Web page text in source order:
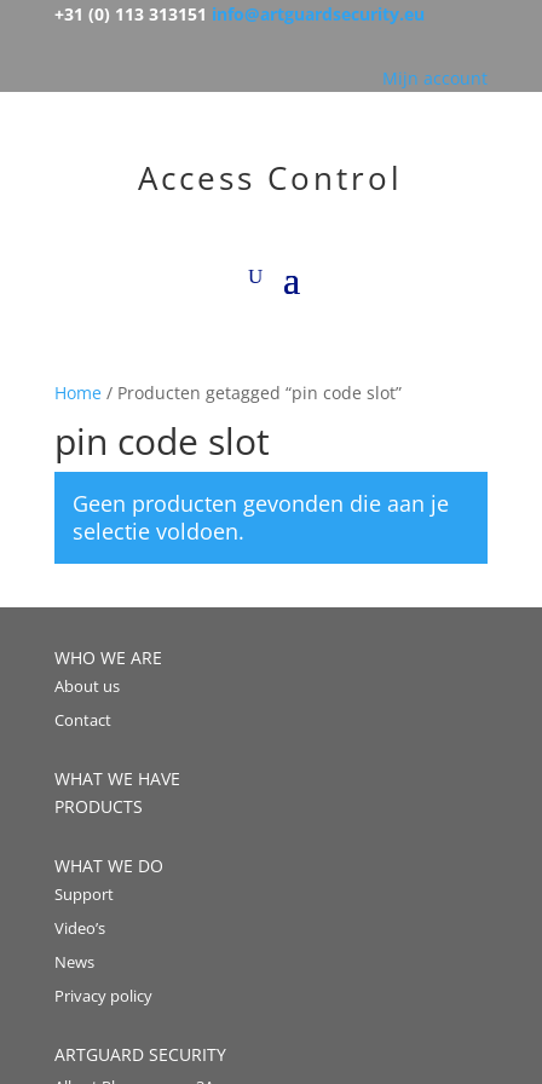
+31 (0) 113 313151 info@artguardsecurity.eu
Mijn account
Access Control
Home/ Producten getagged “pin code slot”
pin code slot
Geen producten gevonden die aan je
selectie voldoen.
WHO WE ARE
About us
Contact
WHAT WE HAVE
PRODUCTS
WHAT WE DO
Support
Video’s
News
Privacy policy
ARTGUARD SECURITY